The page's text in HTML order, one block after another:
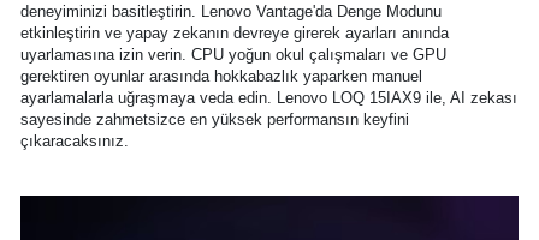
deneyiminizi basitleştirin. Lenovo Vantage'da Denge Modunu
etkinleştirin ve yapay zekanın devreye girerek ayarları anında
uyarlamasına izin verin. CPU yoğun okul çalışmaları ve GPU
gerektiren oyunlar arasında hokkabazlık yaparken manuel
ayarlamalarla uğraşmaya veda edin. Lenovo LOQ 15IAX9 ile, AI zekası
sayesinde zahmetsizce en yüksek performansın keyfini
çıkaracaksınız.